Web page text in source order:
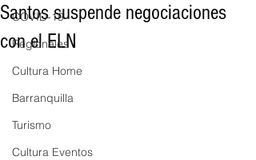
COVID-19
Regionales
Cultura Home
Barranquilla
Turismo
Cultura Eventos
Santos suspende negociaciones
con el ELN